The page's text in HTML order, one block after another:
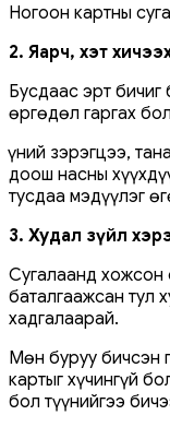
Ногоон картны
2. Яарч, хэт
Бусдаас эрт бичиг
өргөдөл гаргах
Үүний зэрэгцээ,
доош насны
тусдаа мэдүүлэг
3. Худал зүйл
Сугалаанд хожсон
баталгаажсан тул
хадгалаарай.
Мөн буруу бичсэн
картыг хүчингүй
бол түүнийгээ